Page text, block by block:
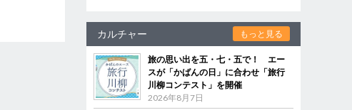
カルチャー もっと見る
旅の思い出を五・七・五で！ エー
スが「かばんの日」に合わせ「旅行
川柳コンテスト」を開催
2026年8月7日